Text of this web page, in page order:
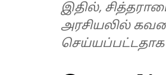
இதில்,
அரசியலில்